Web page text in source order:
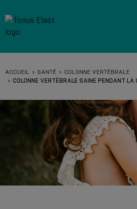
ACCUEIL SANTÉ
COLONNE VERTÉBRALE
COLONNE VERTÉBRALE SAINE PENDANT LA